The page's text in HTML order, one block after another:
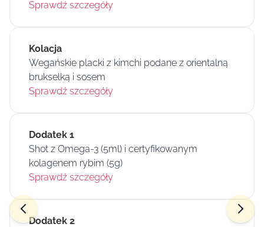
Sprawdź szczegóły
Kolacja
Wegańskie placki z kimchi podane z orientalną
brukselką i sosem
Sprawdź szczegóły
Dodatek 1
Shot z Omega-3 (5ml) i certyfikowanym
kolagenem rybim (5g)
Sprawdź szczegóły
Dodatek 2